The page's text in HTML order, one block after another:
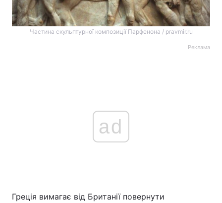
Частина скульптурної композиції Парфенона / pravmir.ru
Реклама
ad
Греція вимагає від Британії повернути